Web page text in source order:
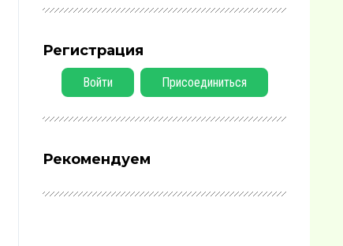
Регистрация
Войти Присоединиться
Рекомендуем